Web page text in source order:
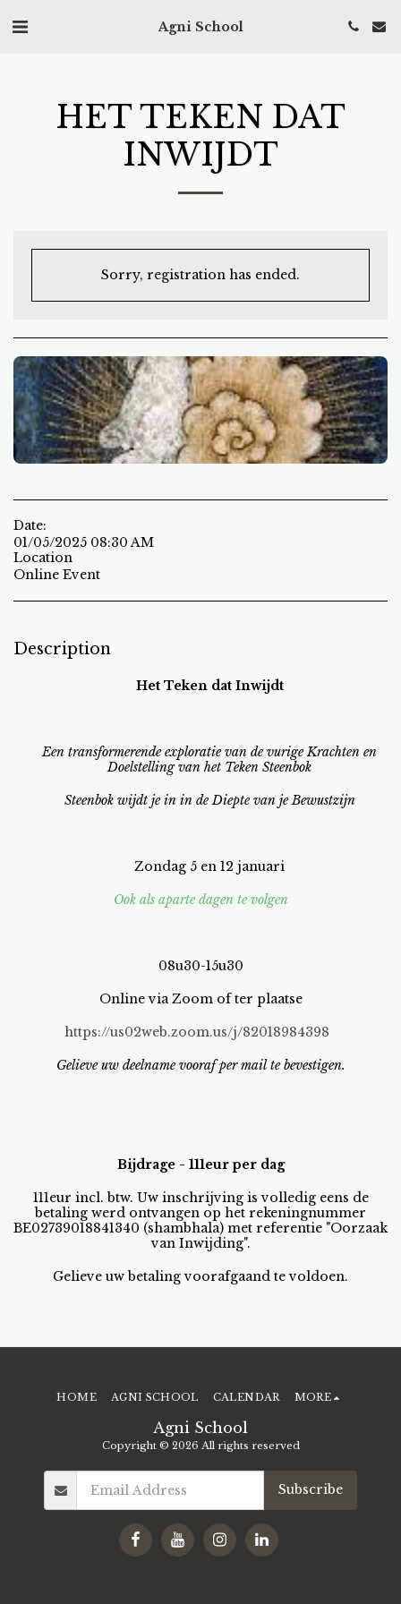
Agni School
HET TEKEN DAT
INWIJDT
Sorry, registration has ended.
Date:
01/05/2025 08:30 AM
Location
Online Event
Description
Het Teken dat Inwijdt
Een transformerende exploratie van de vurige Krachten en
Doelstelling van het Teken Steenbok
Steenbok wijdt je in in de Diepte van je Bewustzijn
Zondag 5 en 12 januari
Ook als aparte dagen te volgen
08u30-15u30
Online via Zoom of ter plaatse
https://us02web.zoom.us/j/82018984398
Gelieve uw deelname vooraf per mail te bevestigen.
Bijdrage - 111eur per dag
111eur incl. btw. Uw inschrijving is volledig eens de
betaling werd ontvangen op het rekeningnummer
BE02739018841340 (shambhala) met referentie "Oorzaak
van Inwijding".
Gelieve uw betaling voorafgaand te voldoen.
Agni School
Copyright © 2026 All rights reserved
HOME AGNI SCHOOL CALENDAR MORE
Subscribe